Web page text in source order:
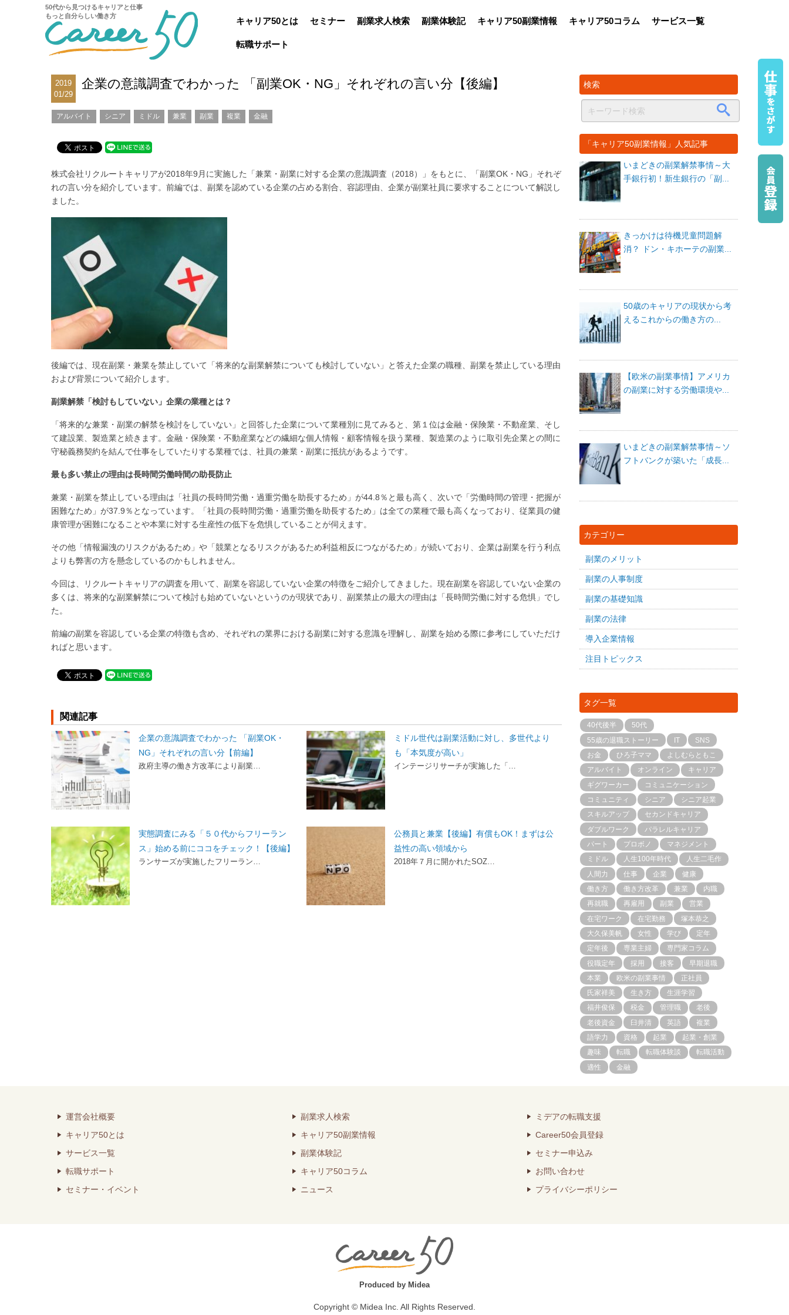
50代から見つけるキャリアと仕事
もっと自分らしい働き方
キャリア50とは セミナー 副業求人検索 副業体験記 キャリア50副業情報 キャリア50コラム サービス一覧
転職サポート
2019
01/29
企業の意識調査でわかった 「副業OK・NG」それぞれの言い分【後編】
アルバイト シニア ミドル 兼業 副業 複業 金融
株式会社リクルートキャリアが2018年9月に実施した「兼業・副業に対する企業の意識調査（2018）」をもとに、「副業OK・NG」それぞ
れの言い分を紹介しています。前編では、副業を認めている企業の占める割合、容認理由、企業が副業社員に要求することについて解説し
ました。
後編では、現在副業・兼業を禁止していて「将来的な副業解禁についても検討していない」と答えた企業の職種、副業を禁止している理由
および背景について紹介します。
副業解禁「検討もしていない」企業の業種とは？
「将来的な兼業・副業の解禁を検討をしていない」と回答した企業について業種別に見てみると、第１位は金融・保険業・不動産業、そし
て建設業、製造業と続きます。金融・保険業・不動産業などの繊細な個人情報・顧客情報を扱う業種、製造業のように取引先企業との間に
守秘義務契約を結んで仕事をしていたりする業種では、社員の兼業・副業に抵抗があるようです。
最も多い禁止の理由は長時間労働時間の助長防止
兼業・副業を禁止している理由は「社員の長時間労働・過重労働を助長するため」が44.8％と最も高く、次いで「労働時間の管理・把握が
困難なため」が37.9％となっています。「社員の長時間労働・過重労働を助長するため」は全ての業種で最も高くなっており、従業員の健
康管理が困難になることや本業に対する生産性の低下を危惧していることが伺えます。
その他「情報漏洩のリスクがあるため」や「競業となるリスクがあるため利益相反につながるため」が続いており、企業は副業を行う利点
よりも弊害の方を懸念しているのかもしれません。
今回は、リクルートキャリアの調査を用いて、副業を容認していない企業の特徴をご紹介してきました。現在副業を容認していない企業の
多くは、将来的な副業解禁について検討も始めていないというのが現状であり、副業禁止の最大の理由は「長時間労働に対する危惧」でし
た。
前編の副業を容認している企業の特徴も含め、それぞれの業界における副業に対する意識を理解し、副業を始める際に参考にしていただけ
ればと思います。
関連記事
企業の意識調査でわかった 「副業OK・
NG」それぞれの言い分【前編】
政府主導の働き方改革により副業…
ミドル世代は副業活動に対し、多世代より
も「本気度が高い」
インテージリサーチが実施した「…
実態調査にみる「５０代からフリーラン
ス」始める前にココをチェック！【後編】
ランサーズが実施したフリーラン…
公務員と兼業【後編】有償もOK！まずは公
益性の高い領域から
2018年７月に開かれたSOZ…
検索
「キャリア50副業情報」人気記事
いまどきの副業解禁事情～大
手銀行初！新生銀行の「副...
きっかけは待機児童問題解
消？ ドン・キホーテの副業...
50歳のキャリアの現状から考
えるこれからの働き方の...
【欧米の副業事情】アメリカ
の副業に対する労働環境や...
いまどきの副業解禁事情～ソ
フトバンクが築いた「成長...
カテゴリー
副業のメリット
副業の人事制度
副業の基礎知識
副業の法律
導入企業情報
注目トピックス
タグ一覧
40代後半
50代
55歳の退職ストーリー
IT
SNS
お金
ひろ子ママ
よしむらともこ
アルバイト
オンライン
キャリア
ギグワーカー
コミュニケーション
コミュニティ
シニア
シニア起業
スキルアップ
セカンドキャリア
ダブルワーク
パラレルキャリア
パート
プロボノ
マネジメント
ミドル
人生100年時代
人生二毛作
人間力
仕事 企業
健康
働き方
働き方改革 兼業
内職
再就職
再雇用 副業
営業
在宅ワーク
在宅勤務
塚本恭之
大久保美帆
女性 学び
定年
定年後
専業主婦
専門家コラム
役職定年
採用 接客
早期退職
本業
欧米の副業事情
正社員
氏家祥美
生き方
生涯学習
福井俊保
税金 管理職
老後
老後資金
臼井清 英語
複業
語学力
資格 起業
起業・創業
趣味
転職 転職体験談
転職活動
適性
金融
運営会社概要
キャリア50とは
サービス一覧
転職サポート
セミナー・イベント
副業求人検索
キャリア50副業情報
副業体験記
キャリア50コラム
ニュース
ミデアの転職支援
Career50会員登録
セミナー申込み
お問い合わせ
プライバシーポリシー
Produced by Midea
Copyright © Midea Inc. All Rights Reserved.